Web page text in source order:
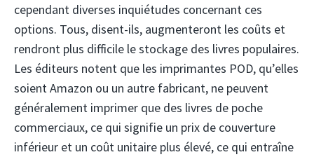
cependant diverses inquiétudes concernant ces
options. Tous, disent-ils, augmenteront les coûts et
rendront plus difficile le stockage des livres populaires.
Les éditeurs notent que les imprimantes POD, qu’elles
soient Amazon ou un autre fabricant, ne peuvent
généralement imprimer que des livres de poche
commerciaux, ce qui signifie un prix de couverture
inférieur et un coût unitaire plus élevé, ce qui entraîne